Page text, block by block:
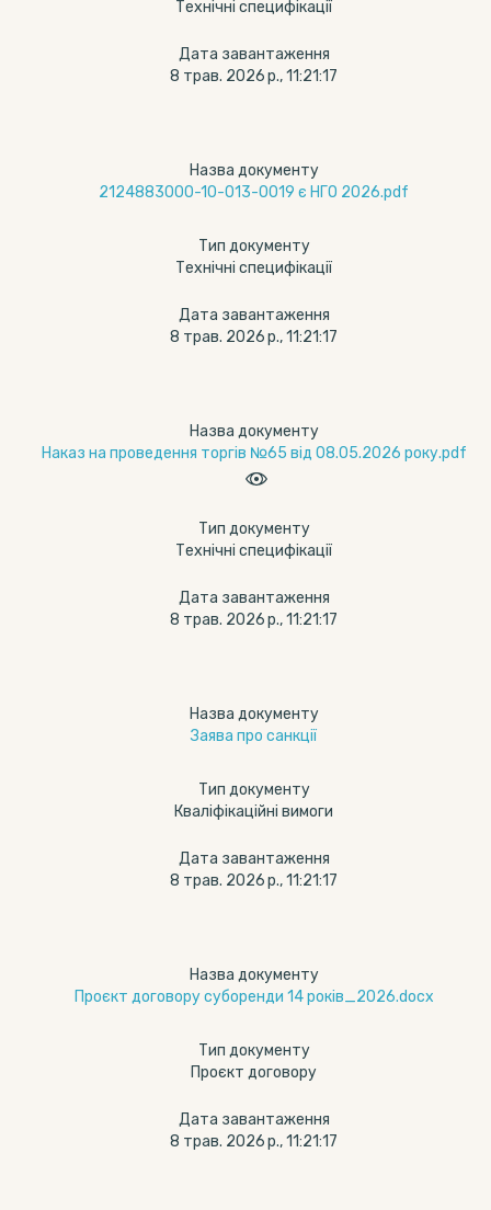
Технічні специфікації
Дата завантаження
8 трав. 2026 р., 11:21:17
Назва документу
2124883000-10-013-0019 є НГО 2026.pdf
Тип документу
Технічні специфікації
Дата завантаження
8 трав. 2026 р., 11:21:17
Назва документу
Наказ на проведення торгів №65 від 08.05.2026 року.pdf
Тип документу
Технічні специфікації
Дата завантаження
8 трав. 2026 р., 11:21:17
Назва документу
Заява про санкції
Тип документу
Кваліфікаційні вимоги
Дата завантаження
8 трав. 2026 р., 11:21:17
Назва документу
Проєкт договору суборенди 14 років_2026.docx
Тип документу
Проєкт договору
Дата завантаження
8 трав. 2026 р., 11:21:17